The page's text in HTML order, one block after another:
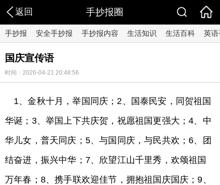
返回 手抄报圈
手抄报 安全手抄报 手抄报内容 生活知识 生活百科 英
国庆宣传语
时间：2026-04-21 20:48:56
1、金秋十月，举国同庆；2、国泰民安，同贺祖国
华诞；3、举国上下共庆贺，祝愿祖国更强大；4、中
华儿女，普天同庆；5、与国同庆，与民共欢；6、团
结奋进，振兴中华；7、欣望江山千里秀，欢颂祖国
万年春；8、携手联欢迎佳节，拥抱祖国庆国庆；9、